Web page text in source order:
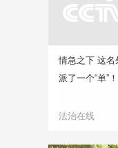
情急之下 这名
派了一个“单”！
法治在线